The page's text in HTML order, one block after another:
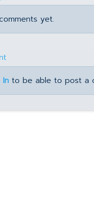
yet.
In to be able to post a